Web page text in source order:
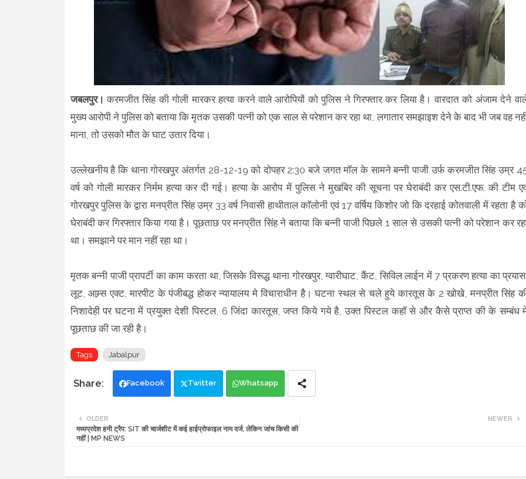
जबलपुर। करमजीत सिंह की गोली मारकर हत्या करने वाले आरोपियों को पुलिस ने गिरफ्तार कर लिया है। वारदात को अंजाम देने
मुख्य आरोपी ने पुलिस को बताया कि मृतक उसकी पत्नी को एक साल से परेशान कर रहा था, लगातार समझाइश देने के बाद भी जब वह
माना, तो उसको मौत के घाट उतार दिया।
उल्लेखनीय है कि थाना गोरखपुर अंतर्गत 28-12-19 को दोपहर 2:30 बजे जगत मॉल के सामने बन्नी पाजी उर्फ करमजीत सिंह उम्र
वर्ष को गोली मारकर निर्मम हत्या कर दी गई। हत्या के आरोप में पुलिस ने मुखबिर की सूचना पर घेराबंदी कर एस.टी.एफ. की टीम
गोरखपुर पुलिस के द्वारा मनप्रीत सिंह उम्र 33 वर्ष निवासी हाथीताल कॉलोनी एवं 17 वर्षिय किशोर जो कि दरहाई कोतवाली में रहता है
घेराबंदी कर गिरफ्तार किया गया है। पूछताछ पर मनप्रीत सिंह ने बताया कि बन्नी पाजी पिछले 1 साल से उसकी पत्नी को परेशान कर
था। समझाने पर मान नहीं रहा था।
मृतक बन्नी पाजी प्रापर्टी का काम करता था, जिसके विरूद्ध थाना गोरखपुर, ग्वारीघाट, कैंट, सिविल लाईन में 7 प्रकरण हत्या का
लूट, आम्र्स एक्ट, मारपीट के पंजीबद्ध होकर न्यायालय मे विचाराधीन है। घटना स्थल से चले हुये कारतूस के 2 खोखे, मनप्रीत सिंह
निशादेही पर घटना में प्रयुक्त देशी पिस्टल, 6 जिंदा कारतूस, जप्त किये गये है, उक्त पिस्टल कहॉ से और कैसे प्राप्त की के सम्बंध
पूछताछ की जा रही है।
Tags Jabalpur
Facebook Twitter Whatsapp
NEWER
OLDER
मध्यप्रदेश हनी ट्रैप: SIT की चार्जशीट में कई हाईप्रोफाइल नाम दर्ज, लेकिन जांच किसी की
नहीं | MP NEWS